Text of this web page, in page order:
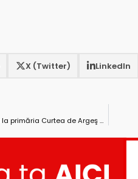
X (Twitter) LinkedIn
Costinel Vasilescu va candida la primăria Curtea de Argeş sub sigla Alianţei pentru Argeş şi Muscel